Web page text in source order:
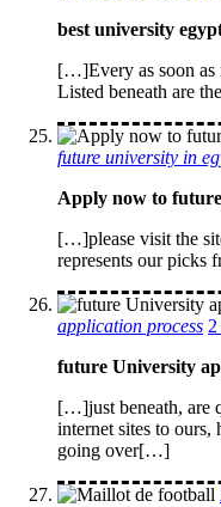
best university
[…]Every as soon as
Listed beneath are
future university in
Apply now to
[…]please visit the
represents our
application process
future University
[…]just beneath, are
internet sites to
going over[…]